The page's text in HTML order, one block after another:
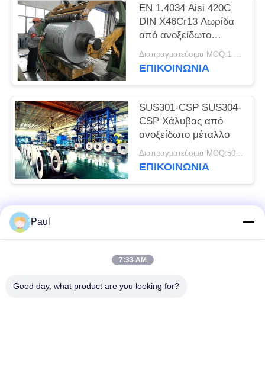
EN 1.4034 Aisi 420C
DIN X46Cr13 Λωρίδα
από ανοξείδωτο
χάλυβα ψυχρής
έλασης σε πηνίο
Διαπραγματεύσιμα MOQ:1 τόνος
ΕΠΙΚΟΙΝΩΝΊΑ
SUS301-CSP SUS304-
CSP Χάλυβας από
ανοξείδωτο μέταλλο
Διαπραγματεύσιμα MOQ:500 κλ
ΕΠΙΚΟΙΝΩΝΊΑ
Λαϊκή κατηγορία
Σκληραίνοντας
Paul
7:33 AM
Good day, what product are you looking for?